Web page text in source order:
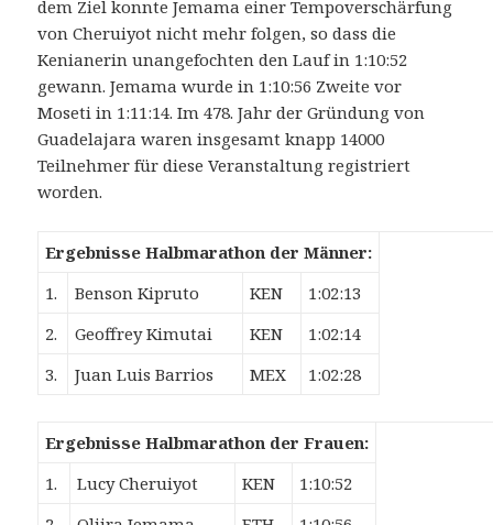
dem Ziel konnte Jemama einer Tempoverschärfung
von Cheruiyot nicht mehr folgen, so dass die
Kenianerin unangefochten den Lauf in 1:10:52
gewann. Jemama wurde in 1:10:56 Zweite vor
Moseti in 1:11:14. Im 478. Jahr der Gründung von
Guadelajara waren insgesamt knapp 14000
Teilnehmer für diese Veranstaltung registriert
worden.
Ergebnisse Halbmarathon der Männer:
1.
Benson Kipruto KEN
1:02:13
2.
Geoffrey Kimutai KEN
1:02:14
3.
Juan Luis Barrios MEX 1:02:28
Ergebnisse Halbmarathon der Frauen:
1.
Lucy Cheruiyot KEN
1:10:52